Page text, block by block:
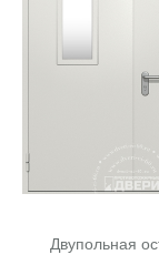
Двупольная